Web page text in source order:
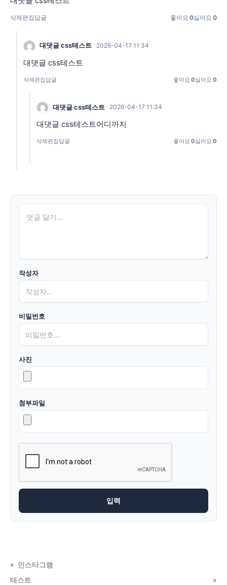
삭제편집 답글 좋아요 0싫어요 0
대댓글 css테스트 2026-04-17 11:34
대댓글 css테스트
삭제편집답글 좋아요 0싫어요 0
대댓글 css테스트 2026-04-17 11:34
대댓글 css테스트어디까지
삭제편집답글 좋아요 0싫어요 0
작성자
비밀번호
사진
첨부파일
« 인스타그램
테스트
»